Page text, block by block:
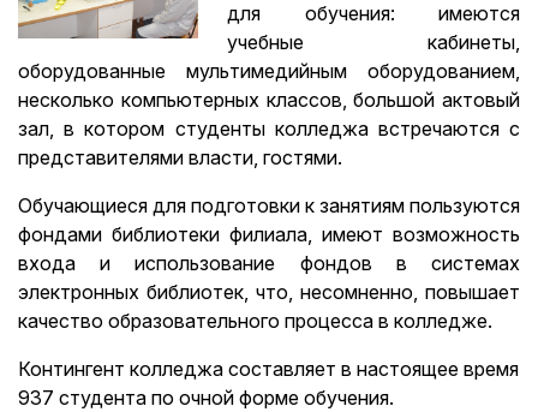
для обучения: имеются
учебные кабинеты,
оборудованные мультимедийным оборудованием,
несколько компьютерных классов, большой актовый
зал, в котором студенты колледжа встречаются с
представителями власти, гостями.
Обучающиеся для подготовки к занятиям пользуются
фондами библиотеки филиала, имеют возможность
входа и использование фондов в системах
электронных библиотек, что, несомненно, повышает
качество образовательного процесса в колледже.
Контингент колледжа составляет в настоящее время
937 студента по очной форме обучения.